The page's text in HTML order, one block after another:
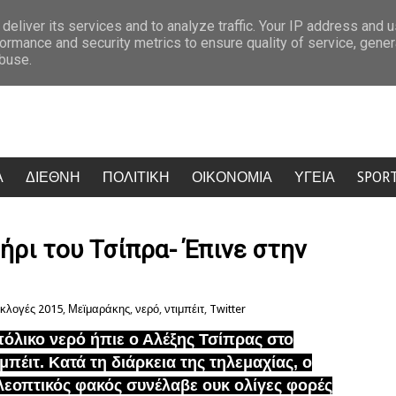
του φορτηγού Marfin: Ανατροπή με την 46χρονη
ΔΙΕΘΝΗ ΠΟΛΙΤΙΚΗ ΟΙΚΟΝΟΜΙΑ ΥΓΕΙΑ
του Τσίπρα- Έπινε στην
2015, Μεϊμαράκης, νερό, ντιμπέιτ, Twitter
νερό ήπιε ο Αλέξης Τσίπρας στο
Κατά τη διάρκεια της τηλεμαχίας, ο
φακός συνέλαβε ουκ ολίγες φορές
its services and to analyze traffic. Your IP address and
and security metrics to ensure quality of service,